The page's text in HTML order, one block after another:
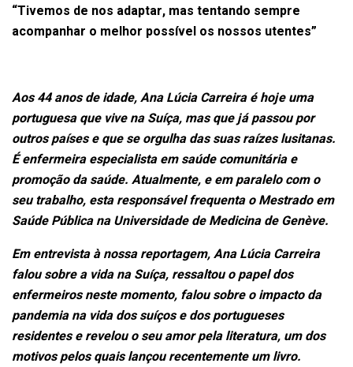
“Tivemos de nos adaptar, mas tentando sempre
acompanhar o melhor possível os nossos utentes”
Aos 44 anos de idade, Ana Lúcia Carreira é hoje uma
portuguesa que vive na Suíça, mas que já passou por
outros países e que se orgulha das suas raízes lusitanas.
É enfermeira especialista em saúde comunitária e
promoção da saúde. Atualmente, e em paralelo com o
seu trabalho, esta responsável frequenta o Mestrado em
Saúde Pública na Universidade de Medicina de Genève.
Em entrevista à nossa reportagem, Ana Lúcia Carreira
falou sobre a vida na Suíça, ressaltou o papel dos
enfermeiros neste momento, falou sobre o impacto da
pandemia na vida dos suíços e dos portugueses
residentes e revelou o seu amor pela literatura, um dos
motivos pelos quais lançou recentemente um livro.